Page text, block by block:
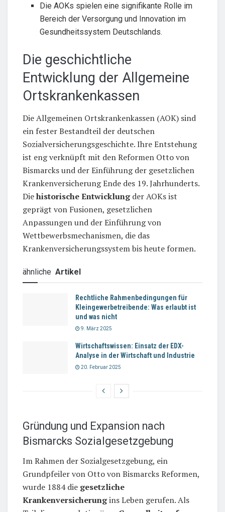
Die AOKs spielen eine signifikante Rolle im
Bereich der Versorgung und Innovation im
Gesundheitssystem Deutschlands.
Die geschichtliche
Entwicklung der Allgemeine
Ortskrankenkassen
Die Allgemeinen Ortskrankenkassen (AOK) sind
ein fester Bestandteil der deutschen
Sozialversicherungsgeschichte. Ihre Entstehung
ist eng verknüpft mit den Reformen Otto von
Bismarcks und der Einführung der gesetzlichen
Krankenversicherung Ende des 19. Jahrhunderts.
Diehistorische Entwicklungder AOKs ist
geprägt von Fusionen, gesetzlichen
Anpassungen und der Einführung von
Wettbewerbsmechanismen, die das
Krankenversicherungssystem bis heute formen.
ähnliche Artikel
Rechtliche Rahmenbedingungen für
Kleingewerbetreibende: Was erlaubt ist
und was nicht
9. März 2025
Wirtschaftswissen: Einsatz der EDX-
Analyse in der Wirtschaft und Industrie
20. Februar 2025
Gründung und Expansion nach
Bismarcks Sozialgesetzgebung
Im Rahmen der Sozialgesetzgebung, ein
Grundpfeiler von Otto von Bismarcks Reformen,
wurde 1884 die gesetzliche
Krankenversicherungins Leben gerufen. Als